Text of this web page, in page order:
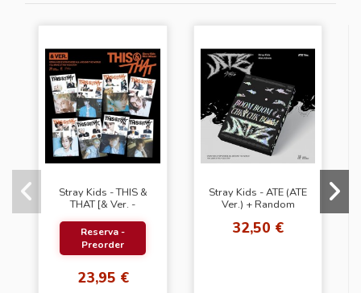
Stray Kids - THIS &
THAT [& Ver. -
Random Photocard
(SW)
Reserva -
Preorder
23,95 €
Stray Kids - ATE (ATE
Ver.) + Random
SHOP)
32,50 €